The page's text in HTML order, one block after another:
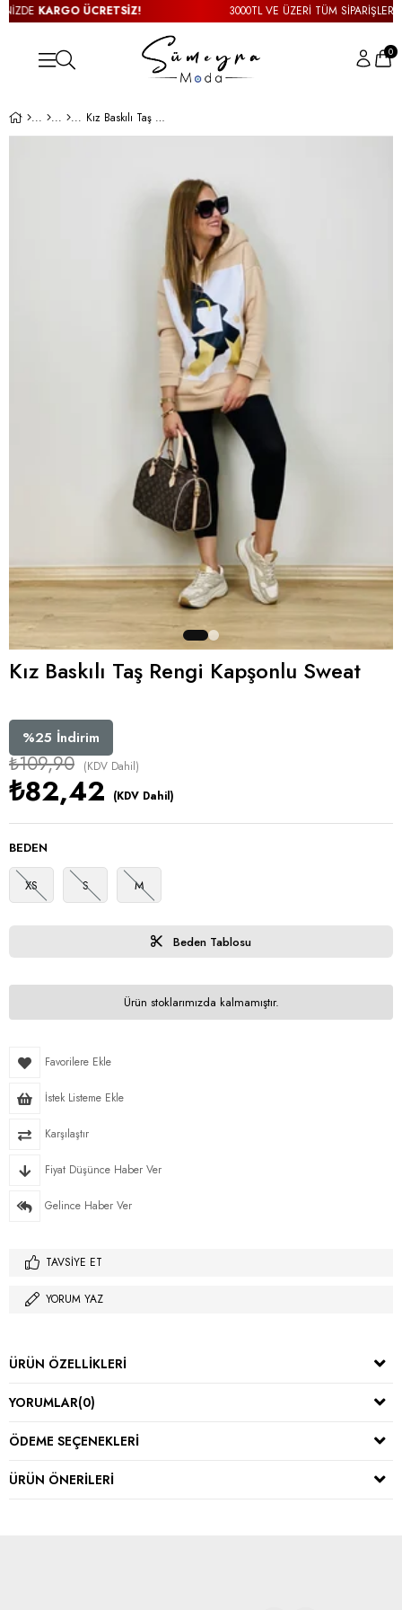
KARGO ÜCRETSİZ! 3000TL VE ÜZERİ TÜM
0
Kız Baskılı Taş Rengi Kapşonlu Sweat
Kız Baskılı Taş Rengi Kapşonlu Sweat
%25 İndirim
₺109,90 (KDV Dahil)
₺82,42 (KDV Dahil)
BEDEN
XS S M
Beden Tablosu
Ürün stoklarımızda kalmamıştır.
Favorilere Ekle
İstek Listeme Ekle
Karşılaştır
Fiyat Düşünce Haber Ver
Gelince Haber Ver
TAVSIYE ET
YORUM YAZ
ÜRÜN ÖZELLIKLERI
YORUMLAR(0)
ÖDEME SEÇENEKLERI
ÜRÜN ÖNERILERI